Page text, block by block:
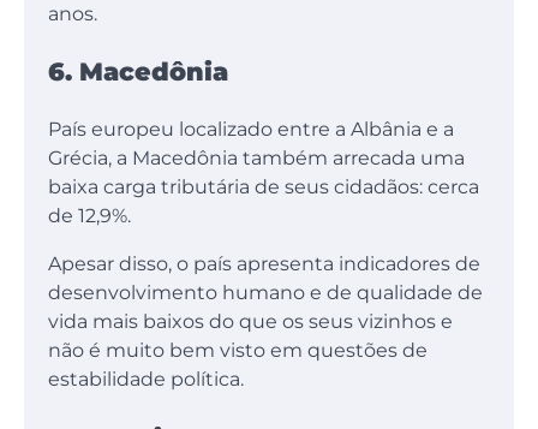
anos.
6. Macedônia
País europeu localizado entre a Albânia e a
Grécia, a Macedônia também arrecada uma
baixa carga tributária de seus cidadãos: cerca
de 12,9%.
Apesar disso, o país apresenta indicadores de
desenvolvimento humano e de qualidade de
vida mais baixos do que os seus vizinhos e
não é muito bem visto em questões de
estabilidade política.